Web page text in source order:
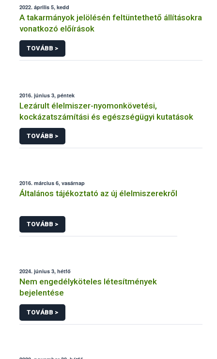
2022. április 5, kedd
A takarmányok jelölésén feltüntethető állításokra
vonatkozó előírások
TOVÁBB >
2016. június 3, péntek
Lezárult élelmiszer-nyomonkövetési,
kockázatszámítási és egészségügyi kutatások
TOVÁBB >
2016. március 6, vasárnap
Általános tájékoztató az új élelmiszerekről
TOVÁBB >
2024. június 3, hétfő
Nem engedélyköteles létesítmények
bejelentése
TOVÁBB >